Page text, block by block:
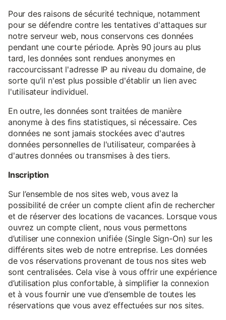
Pour des raisons de sécurité technique, notamment
pour se défendre contre les tentatives d'attaques sur
notre serveur web, nous conservons ces données
pendant une courte période. Après 90 jours au plus
tard, les données sont rendues anonymes en
raccourcissant l'adresse IP au niveau du domaine, de
sorte qu'il n'est plus possible d'établir un lien avec
l'utilisateur individuel.
En outre, les données sont traitées de manière
anonyme à des fins statistiques, si nécessaire. Ces
données ne sont jamais stockées avec d'autres
données personnelles de l'utilisateur, comparées à
d'autres données ou transmises à des tiers.
Inscription
Sur l’ensemble de nos sites web, vous avez la
possibilité de créer un compte client afin de rechercher
et de réserver des locations de vacances. Lorsque vous
ouvrez un compte client, nous vous permettons
d’utiliser une connexion unifiée (Single Sign-On) sur les
différents sites web de notre entreprise. Les données
de vos réservations provenant de tous nos sites web
sont centralisées. Cela vise à vous offrir une expérience
d’utilisation plus confortable, à simplifier la connexion
et à vous fournir une vue d’ensemble de toutes les
réservations que vous avez effectuées sur nos sites.